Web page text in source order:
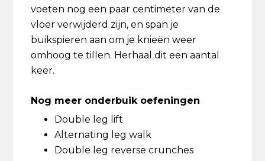
voeten nog een paar centimeter van de
vloer verwijderd zijn, en span je
buikspieren aan om je knieën weer
omhoog te tillen. Herhaal dit een aantal
keer.
Nog meer onderbuik oefeningen
Double leg lift
Alternating leg walk
Double leg reverse crunches